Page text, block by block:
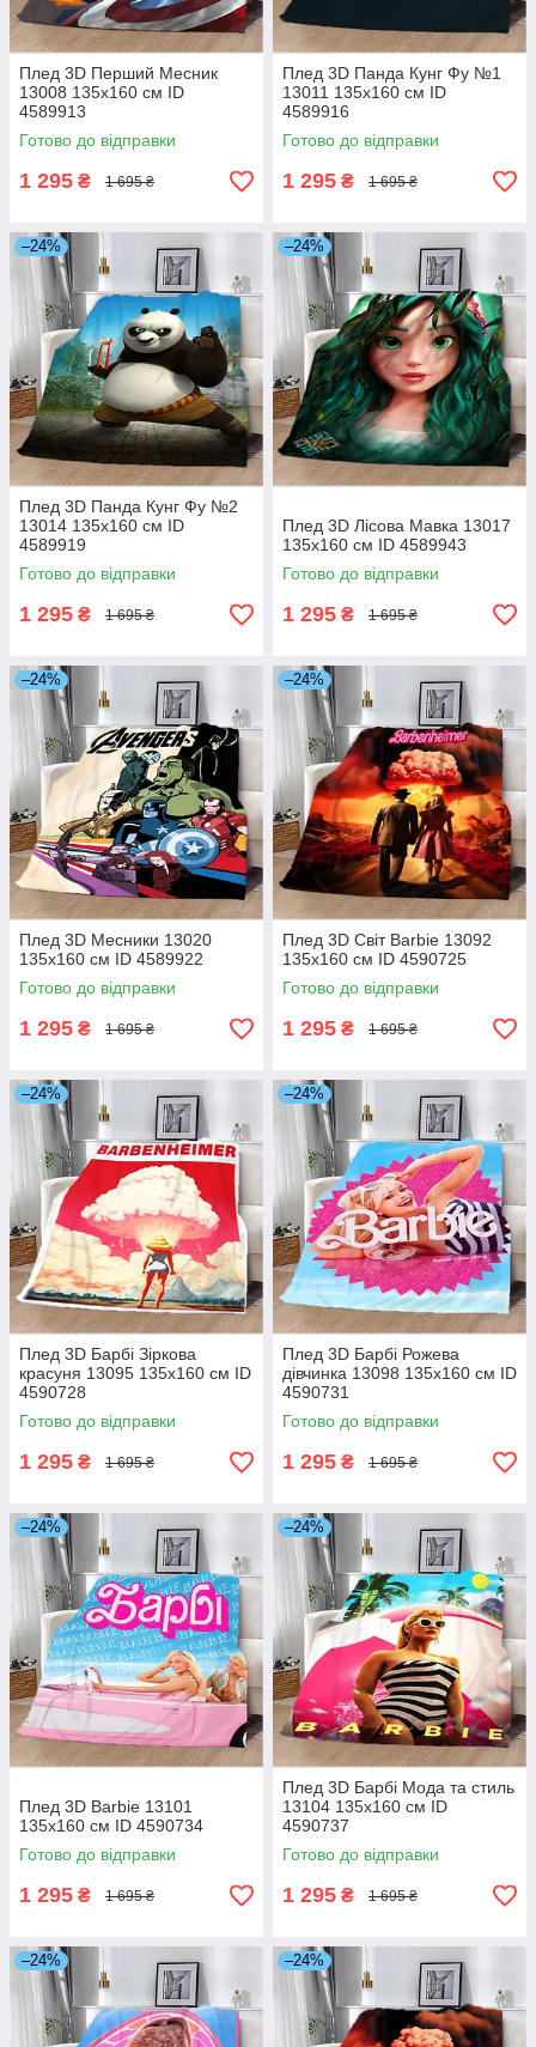
Плед 3D Перший Месник
13008 135х160 см ID
4589913
Готово до відправки
1 295 ₴ 1 695 ₴
Плед 3D Панда Кунг Фу №1
13011 135х160 см ID
4589916
Готово до відправки
1 295 ₴ 1 695 ₴
–24%
Плед 3D Панда Кунг Фу №2
13014 135х160 см ID
4589919
Готово до відправки
1 295 ₴ 1 695 ₴
–24%
Плед 3D Лісова Мавка 13017
135х160 см ID 4589943
Готово до відправки
1 295 ₴ 1 695 ₴
–24%
Плед 3D Месники 13020
135х160 см ID 4589922
Готово до відправки
1 295 ₴ 1 695 ₴
–24%
Плед 3D Світ Barbie 13092
135х160 см ID 4590725
Готово до відправки
1 295 ₴ 1 695 ₴
–24%
Плед 3D Барбі Зіркова
красуня 13095 135х160 см ID
4590728
Готово до відправки
1 295 ₴ 1 695 ₴
–24%
Плед 3D Барбі Рожева
дівчинка 13098 135х160 см ID
4590731
Готово до відправки
1 295 ₴ 1 695 ₴
–24%
Плед 3D Barbie 13101
135х160 см ID 4590734
Готово до відправки
1 295 ₴ 1 695 ₴
–24%
Плед 3D Барбі Мода та стиль
13104 135х160 см ID
4590737
Готово до відправки
1 295 ₴ 1 695 ₴
–24% –24%